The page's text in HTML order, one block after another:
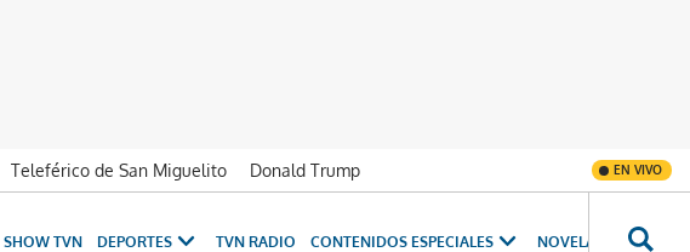
Teleférico de San Miguelito Donald Trump EN VIVO
SHOW TVN DEPORTES TVN RADIO CONTENIDOS ESPECIALES NOVELAS